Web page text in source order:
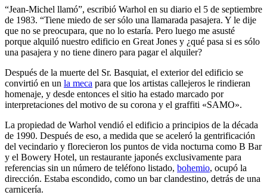
“Jean-Michel llamó”, escribió Warhol en su diario el 5 de septiembre
de 1983. “Tiene miedo de ser sólo una llamarada pasajera. Y le dije
que no se preocupara, que no lo estaría. Pero luego me asusté
porque alquiló nuestro edificio en Great Jones y ¿qué pasa si es sólo
una pasajera y no tiene dinero para pagar el alquiler?
Después de la muerte del Sr. Basquiat, el exterior del edificio se
convirtió en un la meca para que los artistas callejeros le rindieran
homenaje, y desde entonces el sitio ha estado marcado por
interpretaciones del motivo de su corona y el graffiti «SAMO».
La propiedad de Warhol vendió el edificio a principios de la década
de 1990. Después de eso, a medida que se aceleró la gentrificación
del vecindario y florecieron los puntos de vida nocturna como B Bar
y el Bowery Hotel, un restaurante japonés exclusivamente para
referencias sin un número de teléfono listado, bohemio, ocupó la
dirección. Estaba escondido, como un bar clandestino, detrás de una
carnicería.